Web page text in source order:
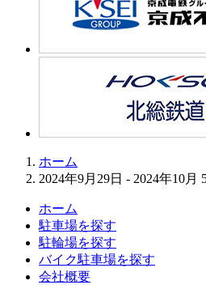
ホーム
2024年9月29日 - 2024年10月
ホーム
駐車場を探す
駐輪場を探す
バイク駐車場を探す
会社概要